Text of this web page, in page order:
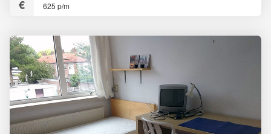
625 p/m